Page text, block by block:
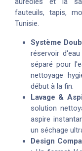
fauteuils, tapis,
Tunisie.
Système
réservoir
séparé pour
nettoyage
début à la fin.
Lavage &
solution
aspire
un séchage
Design